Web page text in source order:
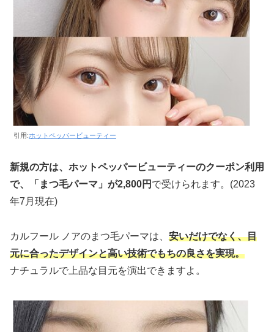
引用:ホットペッパービューティー
新規の方は、ホットペッパービューティーのクーポン利用
で、「まつ毛パーマ」が2,800円 で受けられます。(2023
年7月現在)
カルフール ノアのまつ毛パーマは、 安いだけでなく、目
元に合ったデザインと高い技術でもちの良さを実現。
ナチュラルで上品な目元を演出できますよ。